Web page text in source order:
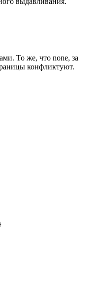
То же, что none, за
конфликтуют.